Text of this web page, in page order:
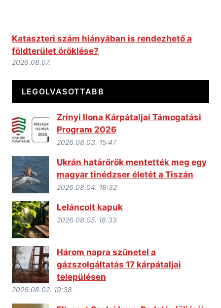
Kataszteri szám hiányában is rendezhető a
földterület öröklése?
2026.08.07.
LEGOLVASOTTABB
Zrínyi Ilona Kárpátaljai Támogatási
Program 2026
2026.08.03. 15:47
Ukrán határőrök mentették meg egy
magyar tinédzser életét a Tiszán
2026.08.04. 18:32
Leláncolt kapuk
2026.08.05. 18:33
Három napra szünetel a
gázszolgáltatás 17 kárpátaljai
településen
2026.08.02. 19:38